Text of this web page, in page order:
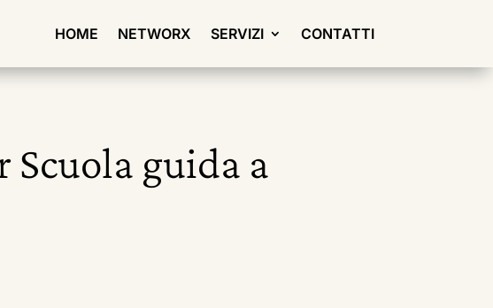
HOME NETWORX SERVIZI CONTATTI
Scuola guida a